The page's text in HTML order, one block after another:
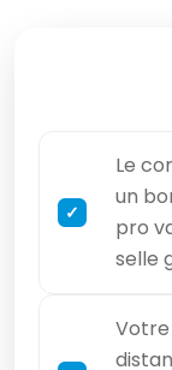
Le
un
pro
selle